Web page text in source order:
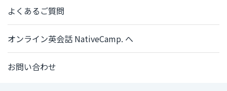
よくあるご質問
オンライン英会話 NativeCamp. へ
お問い合わせ